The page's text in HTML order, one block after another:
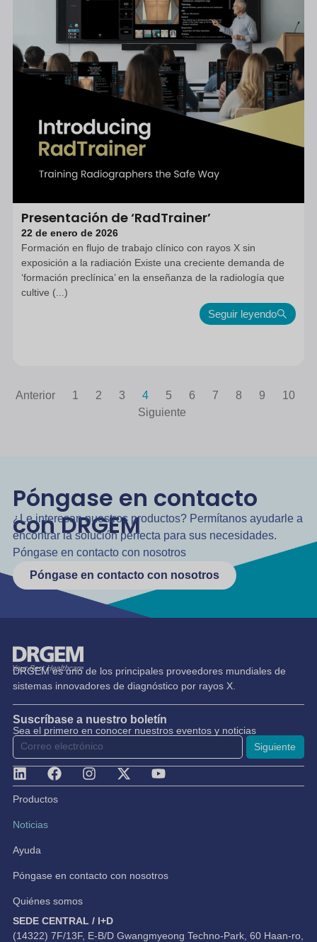
Presentación de ‘RadTrainer’
22 de enero de 2026
Formación en flujo de trabajo clínico con rayos X sin
exposición a la radiación Existe una creciente demanda de
‘formación preclínica’ en la enseñanza de la radiología que
cultive (...)
Seguir leyendo
Anterior 1 2 3 4 5 6 7 8 9
10
Siguiente
Póngase en contacto
con DRGEM
¿Le interesan nuestros productos? Permítanos ayudarle a
encontrar la solución perfecta para sus necesidades.
Póngase en contacto con nosotros
Póngase en contacto con nosotros
DRGEM es uno de los principales proveedores mundiales de
sistemas innovadores de diagnóstico por rayos X.
Suscríbase a nuestro boletín
Sea el primero en conocer nuestros eventos y noticias
Siguiente
Productos
Noticias
Ayuda
Póngase en contacto con nosotros
Quiénes somos
SEDE CENTRAL / I+D
(14322) 7F/13F, E-B/D Gwangmyeong Techno-Park, 60 Haan-ro,